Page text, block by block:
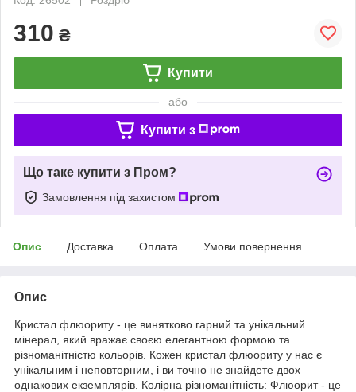
310 ₴
Купити
або
Купити з
Що таке купити з Пром?
Замовлення під захистом
Опис Доставка Оплата Умови повернення
Опис
Кристал флюориту - це винятково гарний та унікальний
мінерал, який вражає своєю елегантною формою та
різноманітністю кольорів. Кожен кристал флюориту у нас є
унікальним і неповторним, і ви точно не знайдете двох
однакових екземплярів. Колірна різноманітність: Флюорит - це